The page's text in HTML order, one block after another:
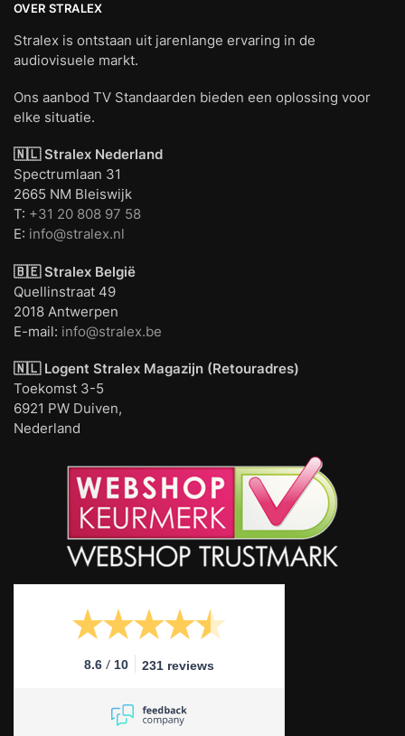
OVER STRALEX
Stralex is ontstaan uit jarenlange ervaring in de
audiovisuele markt.
Ons aanbod TV Standaarden bieden een oplossing voor
elke situatie.
🇳🇱 Stralex Nederland
Spectrumlaan 31
2665 NM Bleiswijk
T: +31 20 808 97 58
E: info@stralex.nl
🇧🇪 Stralex België
Quellinstraat 49
2018 Antwerpen
E-mail: info@stralex.be
🇳🇱 Logent Stralex Magazijn (Retouradres)
Toekomst 3-5
6921 PW Duiven,
Nederland
8.6 / 10 231 reviews